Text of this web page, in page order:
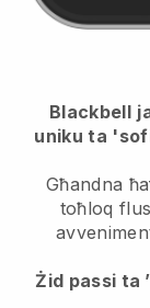
Blackbell
uniku ta
Għandna
toħloq
Żid passi ta